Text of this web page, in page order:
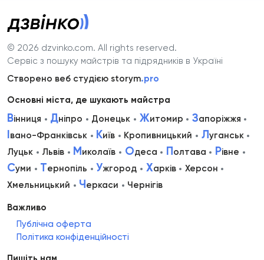
© 2026 dzvinko.com. All rights reserved.
Сервіс з пошуку майстрів та підрядників в Україні
Створено веб студією storym.pro
Основні міста, де шукають майстра
Вінниця Дніпро Донецьк Житомир Запоріжжя
Івано-Франківськ Київ Кропивницький Луганськ
Луцьк
Львів Миколаїв Одеса Полтава Рівне
Суми Тернопіль Ужгород Харків
Херсон
Хмельницький
Черкаси Чернігів
Важливо
Публічна оферта
Політика конфіденційності